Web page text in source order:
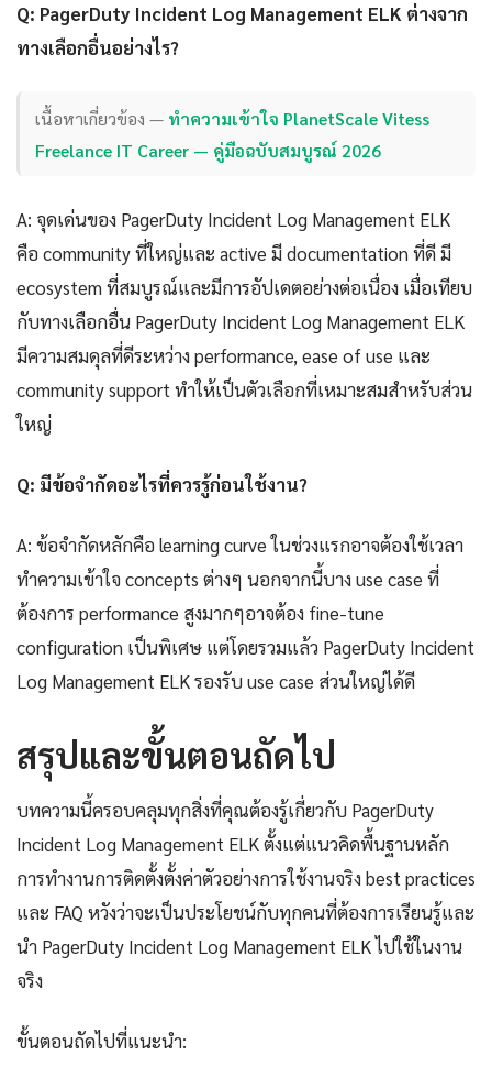
Q: PagerDuty Incident Log Management ELK ต่างจาก
ทางเลือกอื่นอย่างไร?
เนื้อหาเกี่ยวข้อง — ทำความเข้าใจ PlanetScale Vitess
Freelance IT Career — คู่มือฉบับสมบูรณ์ 2026
A: จุดเด่นของ PagerDuty Incident Log Management ELK
คือ community ที่ใหญ่และ active มี documentation ที่ดี มี
ecosystem ที่สมบูรณ์และมีการอัปเดตอย่างต่อเนื่อง เมื่อเทียบ
กับทางเลือกอื่น PagerDuty Incident Log Management ELK
มีความสมดุลที่ดีระหว่าง performance, ease of use และ
community support ทำให้เป็นตัวเลือกที่เหมาะสมสำหรับส่วน
ใหญ่
Q: มีข้อจำกัดอะไรที่ควรรู้ก่อนใช้งาน?
A: ข้อจำกัดหลักคือ learning curve ในช่วงแรกอาจต้องใช้เวลา
ทำความเข้าใจ concepts ต่างๆ นอกจากนี้บาง use case ที่
ต้องการ performance สูงมากๆอาจต้อง fine-tune
configuration เป็นพิเศษ แต่โดยรวมแล้ว PagerDuty Incident
Log Management ELK รองรับ use case ส่วนใหญ่ได้ดี
สรุปและขั้นตอนถัดไป
บทความนี้ครอบคลุมทุกสิ่งที่คุณต้องรู้เกี่ยวกับ PagerDuty
Incident Log Management ELK ตั้งแต่แนวคิดพื้นฐานหลัก
การทำงานการติดตั้งตั้งค่าตัวอย่างการใช้งานจริง best practices
และ FAQ หวังว่าจะเป็นประโยชน์กับทุกคนที่ต้องการเรียนรู้และ
นำ PagerDuty Incident Log Management ELK ไปใช้ในงาน
จริง
ขั้นตอนถัดไปที่แนะนำ: